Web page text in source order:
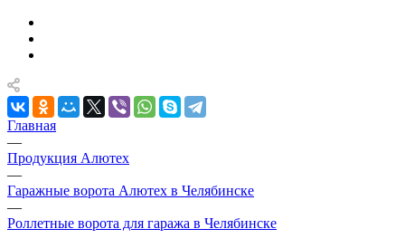
Главная
—
Продукция Алютех
—
Гаражные ворота Алютех в Челябинске
—
Роллетные ворота для гаража в Челябинске